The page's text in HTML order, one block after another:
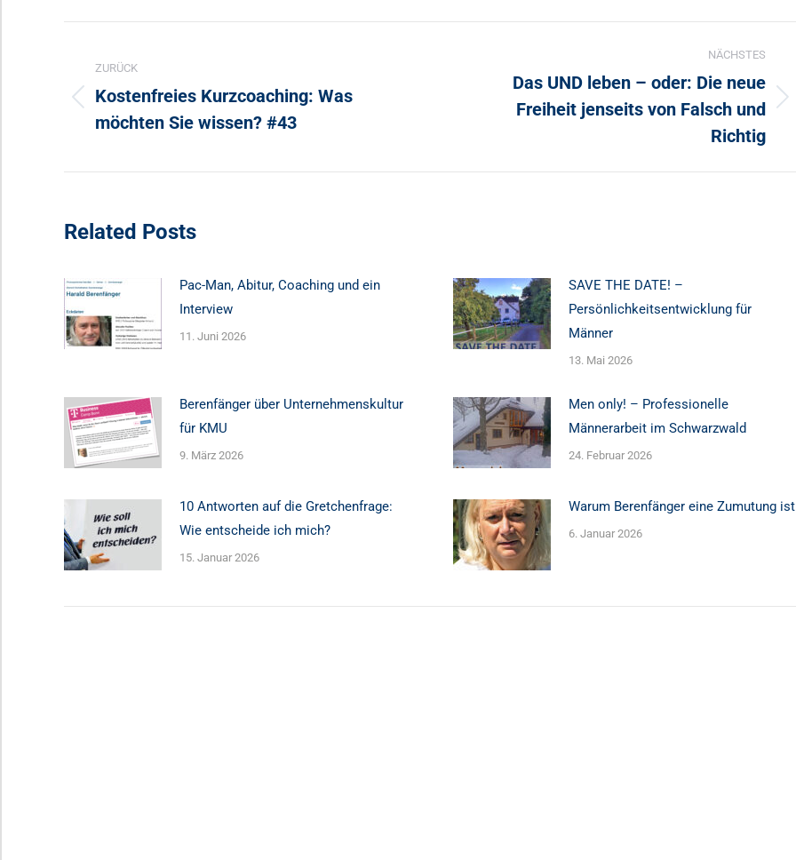
ZURÜCK
Vorheriger
Beitrag:
Kostenfreies Kurzcoaching: Was
möchten Sie wissen? #43
NÄCHSTES
Das UND leben – oder: Die neue
Freiheit jenseits von Falsch und
Richtig
Related Posts
Pac-Man, Abitur, Coaching und ein
Interview
11. Juni 2026
SAVE THE DATE! –
Persönlichkeitsentwicklung für
Männer
13. Mai 2026
Berenfänger über Unternehmenskultur
für KMU
9. März 2026
Men only! – Professionelle
Männerarbeit im Schwarzwald
24. Februar 2026
10 Antworten auf die Gretchenfrage:
Wie entscheide ich mich?
15. Januar 2026
Warum Berenfänger eine Zumutung ist
6. Januar 2026